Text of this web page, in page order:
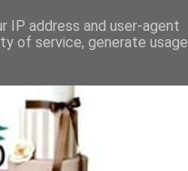
IP address and user-agent
of service, generate usage